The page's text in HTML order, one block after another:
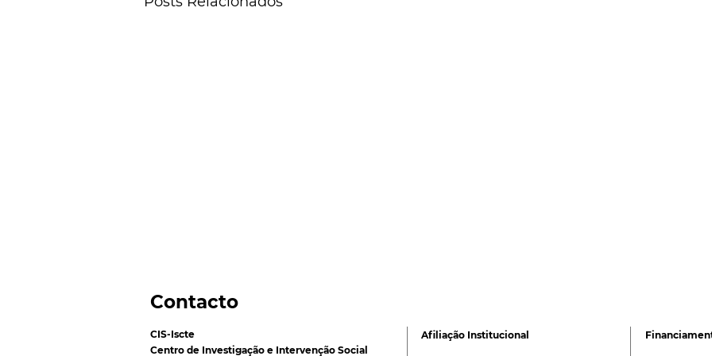
Contacto
CIS-Iscte
Centro de Investigação e Intervenção Social
Afiliação Institucional